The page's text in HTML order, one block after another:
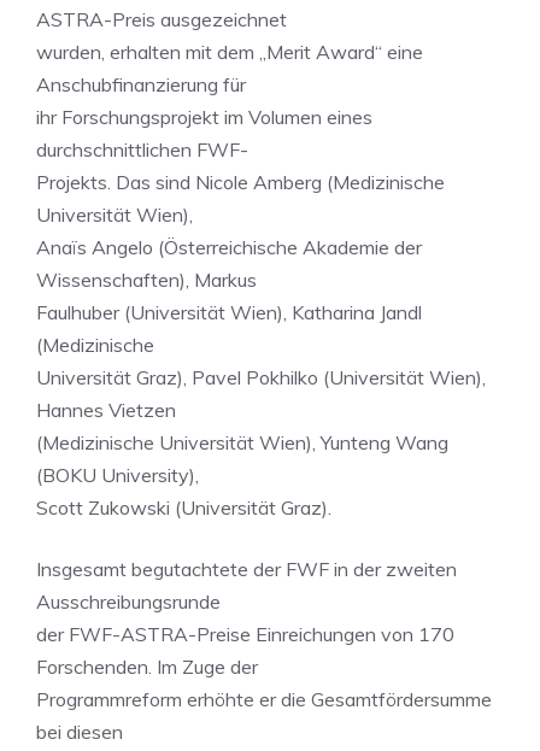
ASTRA-Preis ausgezeichnet
wurden, erhalten mit dem „Merit Award“ eine
Anschubfinanzierung für
ihr Forschungsprojekt im Volumen eines
durchschnittlichen FWF-
Projekts. Das sind Nicole Amberg (Medizinische
Universität Wien),
Anaïs Angelo (Österreichische Akademie der
Wissenschaften), Markus
Faulhuber (Universität Wien), Katharina Jandl
(Medizinische
Universität Graz), Pavel Pokhilko (Universität Wien),
Hannes Vietzen
(Medizinische Universität Wien), Yunteng Wang
(BOKU University),
Scott Zukowski (Universität Graz).
Insgesamt begutachtete der FWF in der zweiten
Ausschreibungsrunde
der FWF-ASTRA-Preise Einreichungen von 170
Forschenden. Im Zuge der
Programmreform erhöhte er die Gesamtfördersumme
bei diesen